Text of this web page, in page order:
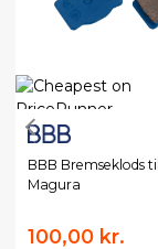
BBB Bremseklods til
Magura
100,00 kr.